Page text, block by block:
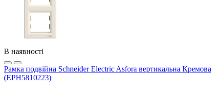
В наявності
Рамка подвійна Schneider Electric Asfora вертикальна Кремова
(EPH5810223)